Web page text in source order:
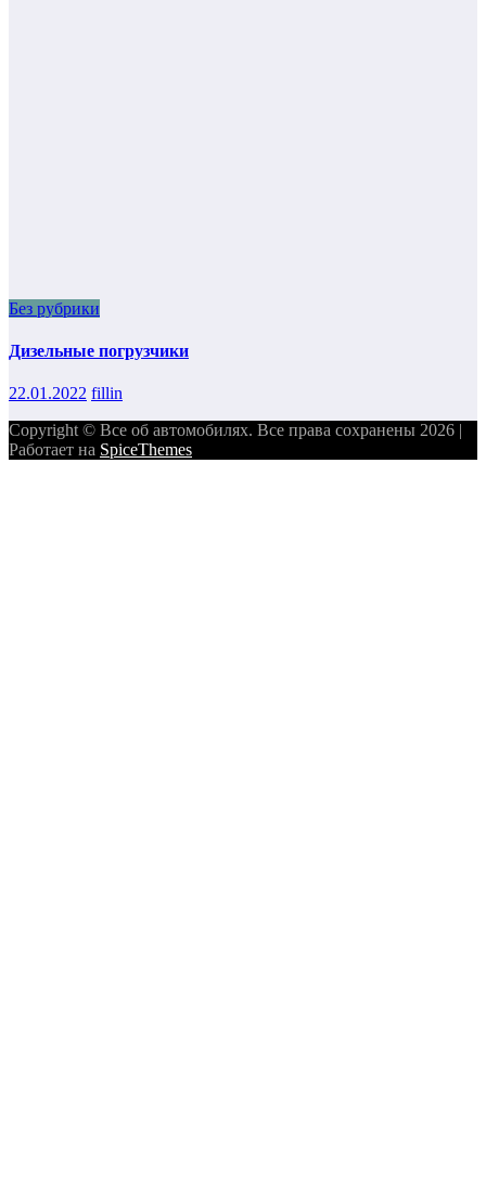
Без рубрики
Дизельные погрузчики
22.01.2022 fillin
Copyright © Все об автомобилях. Все права сохранены 2026 |
Работает на SpiceThemes